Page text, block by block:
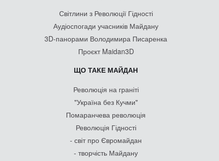
Світлини з Революції Гідності
Аудіоспогади учасників Майдану
3D-панорами Володимира Писаренка
Проєкт Maidan3D
ЩО ТАКЕ МАЙДАН
Революція на граніті
"Україна без Кучми"
Помаранчева революція
Революція Гідності
- світ про Євромайдан
- творчість Майдану